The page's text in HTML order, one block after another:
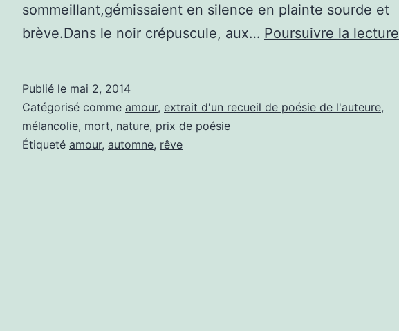
sommeillant,gémissaient en silence en plainte sourde et
brève.Dans le noir crépuscule, aux… Poursuivre la lecture
Publié le mai 2, 2014
Catégorisé comme amour, extrait d'un recueil de poésie de l'auteure,
mélancolie, mort, nature, prix de poésie
Étiqueté amour, automne, rêve